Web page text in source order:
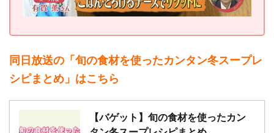
同日放送の「旬の食材を使ったカンタン冬スープレ
シピまとめ」はこちら
【バゲット】旬の食材を使ったカン